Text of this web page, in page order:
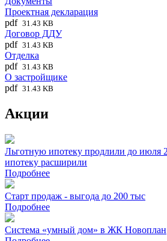
Проектная декларация
pdf 31.43 KB
Договор ДДУ
pdf 31.43 KB
Отделка
pdf 31.43 KB
О застройщике
pdf 31.43 KB
Акции
Льготную ипотеку продлили до июля
ипотеку расширили
Подробнее
Старт продаж - выгода до 200 тыс
Подробнее
Система «умный дом» в ЖК Новоплан